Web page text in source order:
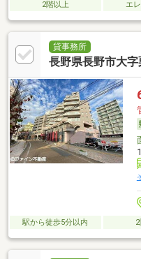
2階以上
エ
貸事務所
長野県長野市大字
駅から徒歩5分以内